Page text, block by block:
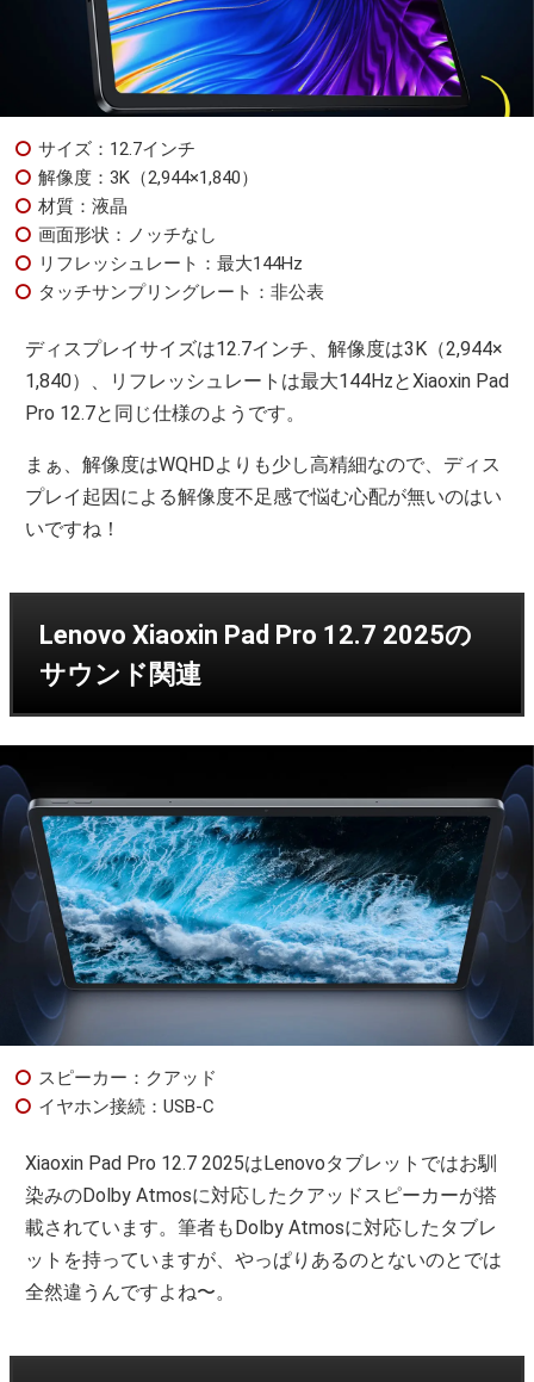
サイズ：12.7インチ
解像度：3K（2,944×1,840）
材質：液晶
画面形状：ノッチなし
リフレッシュレート：最大144Hz
タッチサンプリングレート：非公表
ディスプレイサイズは12.7インチ、解像度は3K（2,944×
1,840）、リフレッシュレートは最大144HzとXiaoxin Pad
Pro 12.7と同じ仕様のようです。
まぁ、解像度はWQHDよりも少し高精細なので、ディス
プレイ起因による解像度不足感で悩む心配が無いのはい
いですね！
Lenovo Xiaoxin Pad Pro 12.7 2025の
サウンド関連
スピーカー：クアッド
イヤホン接続：USB-C
Xiaoxin Pad Pro 12.7 2025はLenovoタブレットではお馴
染みのDolby Atmosに対応したクアッドスピーカーが搭
載されています。筆者もDolby Atmosに対応したタブレ
ットを持っていますが、やっぱりあるのとないのとでは
全然違うんですよね〜。